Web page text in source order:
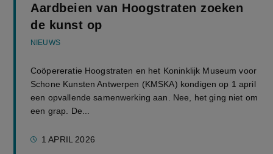
Aardbeien van Hoogstraten zoeken
de kunst op
NIEUWS
Coöpereratie Hoogstraten en het Koninklijk Museum voor
Schone Kunsten Antwerpen (KMSKA) kondigen op 1 april
een opvallende samenwerking aan. Nee, het ging niet om
een grap. De...
1 APRIL 2026